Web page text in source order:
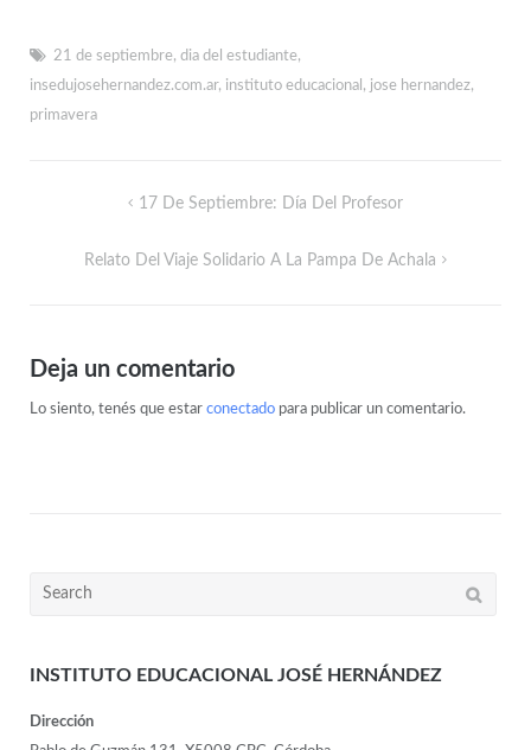
21 de septiembre, dia del estudiante,
insedujosehernandez.com.ar, instituto educacional , jose hernandez,
primavera
17 De Septiembre: Día Del Profesor
Relato Del Viaje Solidario A La Pampa De Achala
Deja un comentario
Lo siento, tenés que estar conectadopara publicar un comentario.
INSTITUTO EDUCACIONAL JOSÉ HERNÁNDEZ
Dirección